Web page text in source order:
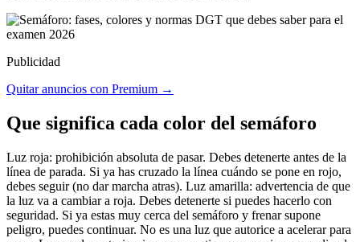
Publicidad
Quitar anuncios con Premium →
Que significa cada color del semáforo
Luz roja: prohibición absoluta de pasar. Debes detenerte antes de la
línea de parada. Si ya has cruzado la línea cuándo se pone en rojo,
debes seguir (no dar marcha atras). Luz amarilla: advertencia de que
la luz va a cambiar a roja. Debes detenerte si puedes hacerlo con
seguridad. Si ya estas muy cerca del semáforo y frenar supone
peligro, puedes continuar. No es una luz que autorice a acelerar para